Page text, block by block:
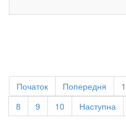
Початок Попередня 1
8
9 10 Наступна